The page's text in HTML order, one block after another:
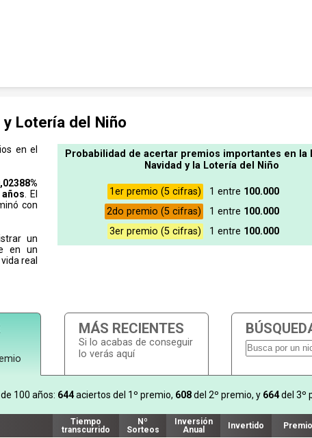
Lotería del Niño
en el
. El
con
un
en un
real
Probabilidad de acertar premios importantes en la
Navidad y la Lotería del Niño
1er premio (5 cifras) 1 entre 100.000
2do premio (5 cifras)
1 entre 100.000
3er premio (5 cifras)
1 entre 100.000
MÁS RECIENTES
Si lo acabas de conseguir
lo verás aquí
100 años: 644aciertos del 1º premio, 608del 2º premio, y 664del 3º
Tiempo
transcurrido
Nº
Sorteos
Inversión
Anual
Invertido